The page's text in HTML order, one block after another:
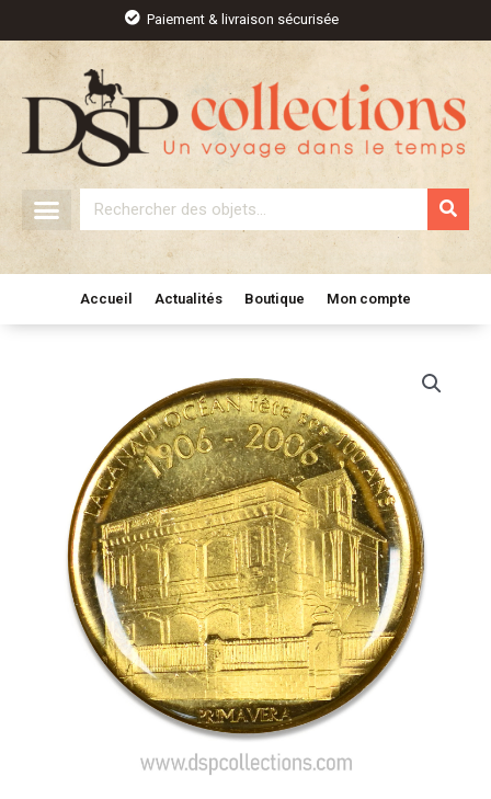
contenu
Paiement & livraison sécurisée
Rechercher
Accueil Actualités Boutique Mon compte